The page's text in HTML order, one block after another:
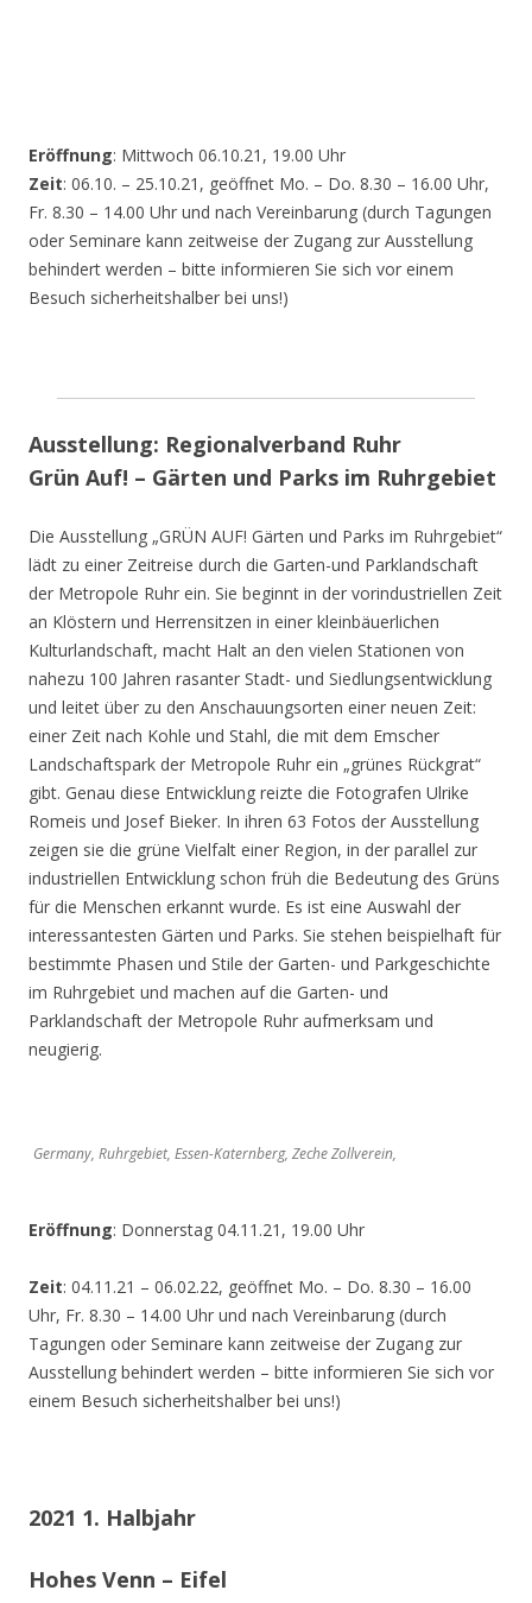
Eröffnung: Mittwoch 06.10.21, 19.00 Uhr
Zeit: 06.10. – 25.10.21, geöffnet Mo. – Do. 8.30 – 16.00 Uhr,
Fr. 8.30 – 14.00 Uhr und nach Vereinbarung (durch Tagungen
oder Seminare kann zeitweise der Zugang zur Ausstellung
behindert werden – bitte informieren Sie sich vor einem
Besuch sicherheitshalber bei uns!)
Ausstellung: Regionalverband Ruhr
Grün Auf! – Gärten und Parks im Ruhrgebiet
Die Ausstellung „GRÜN AUF! Gärten und Parks im Ruhrgebiet“
lädt zu einer Zeitreise durch die Garten-und Parklandschaft
der Metropole Ruhr ein. Sie beginnt in der vorindustriellen Zeit
an Klöstern und Herrensitzen in einer kleinbäuerlichen
Kulturlandschaft, macht Halt an den vielen Stationen von
nahezu 100 Jahren rasanter Stadt- und Siedlungsentwicklung
und leitet über zu den Anschauungsorten einer neuen Zeit:
einer Zeit nach Kohle und Stahl, die mit dem Emscher
Landschaftspark der Metropole Ruhr ein „grünes Rückgrat“
gibt. Genau diese Entwicklung reizte die Fotografen Ulrike
Romeis und Josef Bieker. In ihren 63 Fotos der Ausstellung
zeigen sie die grüne Vielfalt einer Region, in der parallel zur
industriellen Entwicklung schon früh die Bedeutung des Grüns
für die Menschen erkannt wurde. Es ist eine Auswahl der
interessantesten Gärten und Parks. Sie stehen beispielhaft für
bestimmte Phasen und Stile der Garten- und Parkgeschichte
im Ruhrgebiet und machen auf die Garten- und
Parklandschaft der Metropole Ruhr aufmerksam und
neugierig.
Germany, Ruhrgebiet, Essen-Katernberg, Zeche Zollverein,
Eröffnung: Donnerstag 04.11.21, 19.00 Uhr
Zeit: 04.11.21 – 06.02.22, geöffnet Mo. – Do. 8.30 – 16.00
Uhr, Fr. 8.30 – 14.00 Uhr und nach Vereinbarung (durch
Tagungen oder Seminare kann zeitweise der Zugang zur
Ausstellung behindert werden – bitte informieren Sie sich vor
einem Besuch sicherheitshalber bei uns!)
2021 1. Halbjahr
Hohes Venn – Eifel